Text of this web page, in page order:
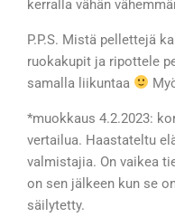
kerralla vähän
P.P.S. Mistä pellettejä
ruokakupit ja ripottele
samalla liikuntaa
*muokkaus 4.2.2023:
vertailua. Haastateltu
valmistajia. On vaikea
on sen jälkeen kun se
säilytetty.